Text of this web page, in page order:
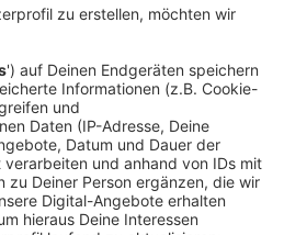
ab sofort überall und
erst dann wenn die Zahl der
100.000 Einwohner
Neuinfektionen pro 100.000
Beispiel für Hamm, gelten die
sollen aber auch nur in der
dem Landkreis